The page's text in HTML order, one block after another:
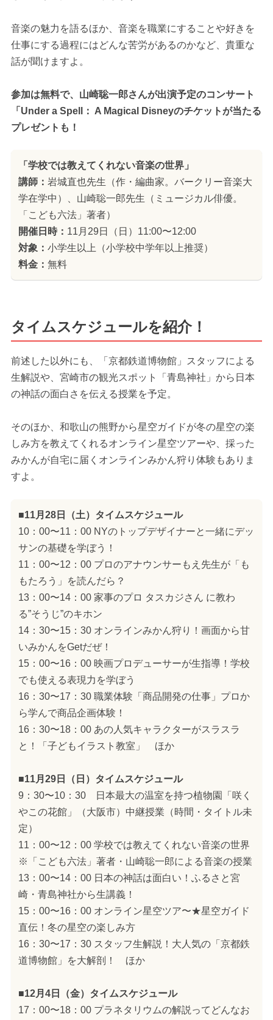
音楽の魅力を語るほか、音楽を職業にすることや好きを
仕事にする過程にはどんな苦労があるのかなど、貴重な
話が聞けますよ。
参加は無料で、山崎聡一郎さんが出演予定のコンサート
「Under a Spell： A Magical Disneyのチケットが当たる
プレゼントも！
「学校では教えてくれない音楽の世界」
講師： 岩城直也先生（作・編曲家。バークリー音楽大
学在学中）、山崎聡一郎先生（ミュージカル俳優。
「こども六法」著者）
開催日時： 11月29日（日）11:00〜12:00
対象： 小学生以上（小学校中学年以上推奨）
料金： 無料
タイムスケジュールを紹介！
前述した以外にも、「京都鉄道博物館」スタッフによる
生解説や、宮崎市の観光スポット「青島神社」から日本
の神話の面白さを伝える授業を予定。
そのほか、和歌山の熊野から星空ガイドが冬の星空の楽
しみ方を教えてくれるオンライン星空ツアーや、採った
みかんが自宅に届くオンラインみかん狩り体験もありま
すよ。
■11月28日（土）タイムスケジュール
10：00〜11：00 NYのトップデザイナーと一緒にデッ
サンの基礎を学ぼう！
11：00〜12：00 プロのアナウンサーもえ先生が「も
もたろう」を読んだら？
13：00〜14：00 家事のプロ タスカジさん に教わ
る”そうじ”のキホン
14：30〜15：30 オンラインみかん狩り！画面から甘
いみかんをGetだぜ！
15：00〜16：00 映画プロデューサーが生指導！学校
でも使える表現力を学ぼう
16：30〜17：30 職業体験「商品開発の仕事」プロか
ら学んで商品企画体験！
16：30〜18：00 あの人気キャラクターがスラスラ
と！「子どもイラスト教室」 ほか
■11月29日（日）タイムスケジュール
9：30〜10：30 日本最大の温室を持つ植物園「咲く
やこの花館」（大阪市）中継授業（時間・タイトル未
定）
11：00〜12：00 学校では教えてくれない音楽の世界
※「こども六法」著者・山崎聡一郎による音楽の授業
13：00〜14：00 日本の神話は面白い！ふるさと宮
崎・青島神社から生講義！
15：00〜16：00 オンライン星空ツア〜★星空ガイド
直伝！冬の星空の楽しみ方
16：30〜17：30 スタッフ生解説！大人気の「京都鉄
道博物館」を大解剖！ ほか
■12月4日（金）タイムスケジュール
17：00〜18：00 プラネタリウムの解説ってどんなお